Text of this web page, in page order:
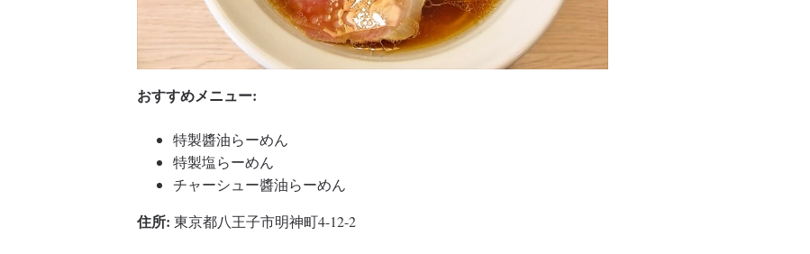
おすすめメニュー:
特製醬油らーめん
特製塩らーめん
チャーシュー醬油らーめん
住所: 東京都八王子市明神町4-12-2